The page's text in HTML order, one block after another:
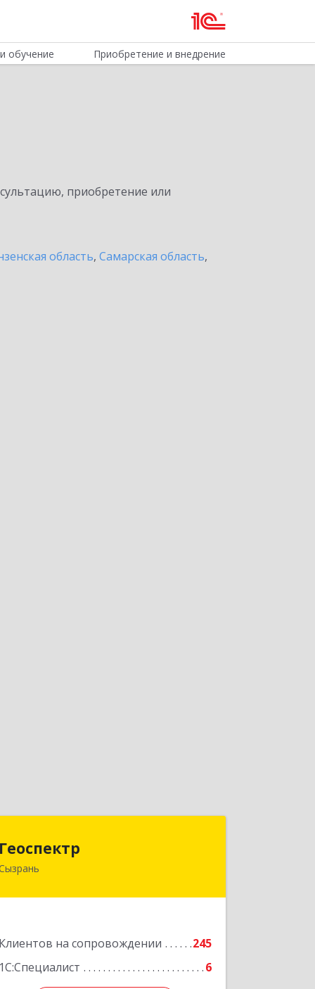
обучение Приобретение и внедрение
приобретение или
область, Самарская область,
Геоспектр
Клиентов на сопровождении
245
1С:Специалист
6
446001, Самарская обл, Сызрань г,